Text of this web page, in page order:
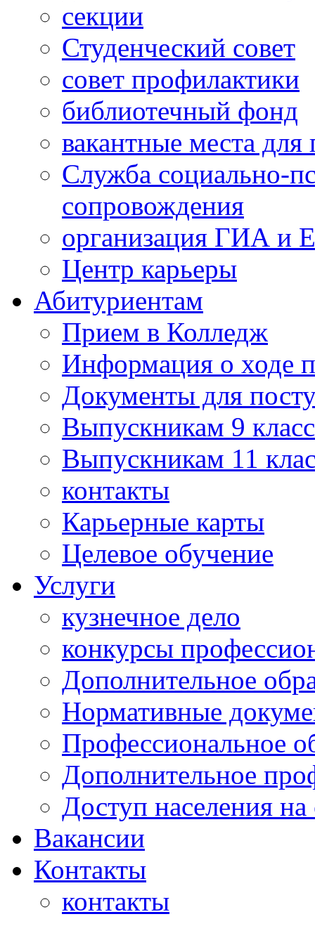
секции
Студенческий совет
совет профилактики
библиотечный фонд
вакантные места
Служба социально-
сопровождения
организация ГИА и
Центр карьеры
Абитуриентам
Прием в Колледж
Информация о ходе
Документы для
Выпускникам 9
Выпускникам 11
контакты
Карьерные карты
Целевое обучение
Услуги
кузнечное дело
конкурсы
Дополнительное
Нормативные
Профессиональное
Дополнительное
Доступ населения
Вакансии
Контакты
контакты